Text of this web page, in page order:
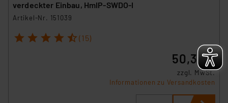
Beurteilung der mit der Datenübermittlung,
insbesondere der Art der übermittelten Daten,
verdeckter Einbau, HmIP-SWDO-I
Artikel-Nr. 151039
1 2 3 4 5 (15)
50,38 €
zzgl. MwSt.
Informationen zu Versandkosten